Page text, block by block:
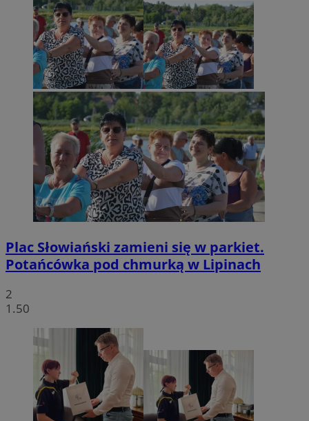
Plac Słowiański zamieni się w parkiet.
Potańcówka pod chmurką w Lipinach
2
1.50